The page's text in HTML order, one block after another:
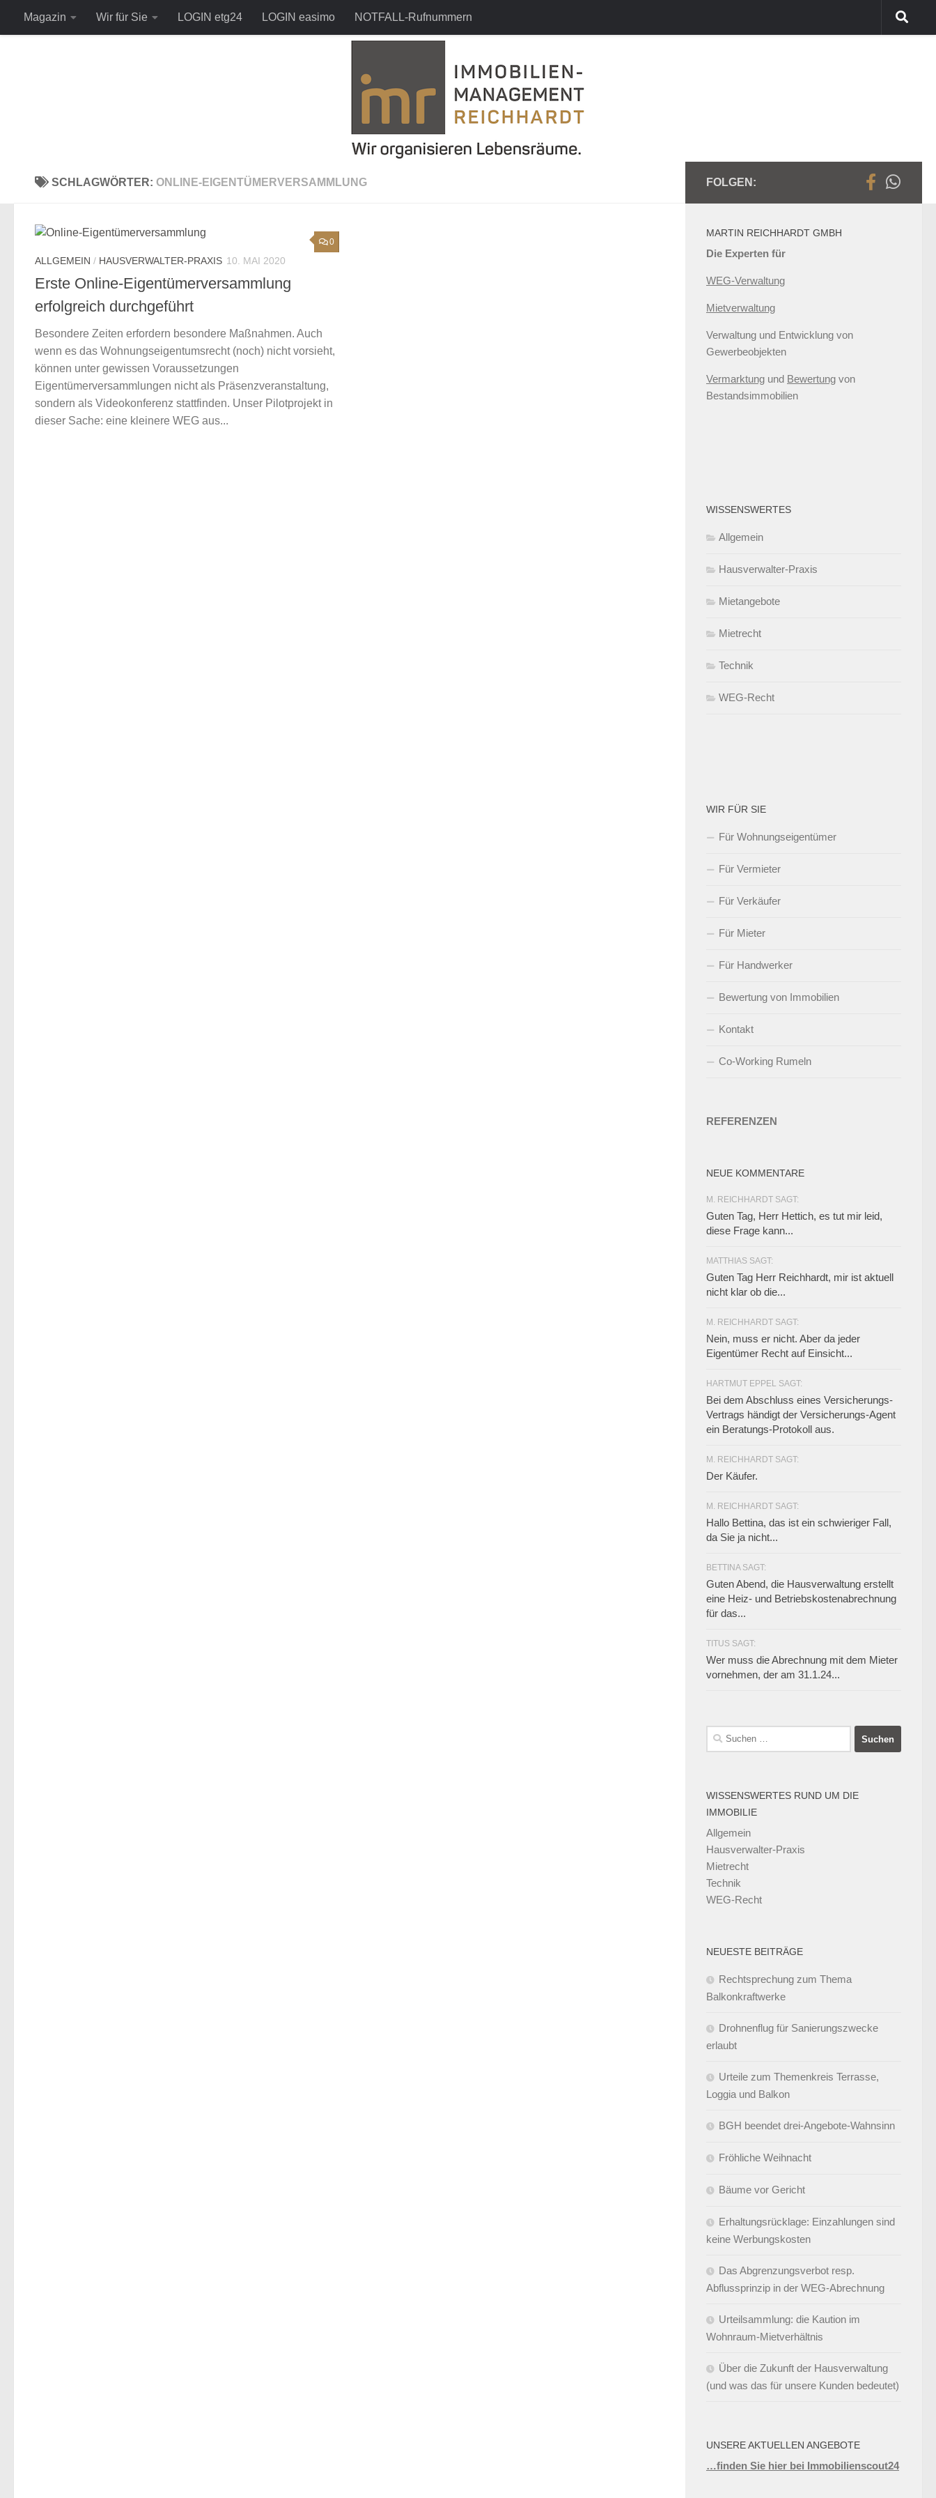
Zum Inhalt springen
Magazin Wir für Sie LOGIN etg24 LOGIN easimo NOTFALL-Rufnummern
SCHLAGWÖRTER: ONLINE-EIGENTÜMERVERSAMMLUNG
0
ALLGEMEIN / HAUSVERWALTER-PRAXIS 10. MAI 2020
Erste Online-Eigentümerversammlung
erfolgreich durchgeführt
Besondere Zeiten erfordern besondere Maßnahmen. Auch
wenn es das Wohnungseigentumsrecht (noch) nicht vorsieht,
können unter gewissen Voraussetzungen
Eigentümerversammlungen nicht als Präsenzveranstaltung,
sondern als Videokonferenz stattfinden. Unser Pilotprojekt in
dieser Sache: eine kleinere WEG aus...
FOLGEN:
MARTIN REICHHARDT GMBH
Die Experten für
WEG-Verwaltung
Mietverwaltung
Verwaltung und Entwicklung von
Gewerbeobjekten
Vermarktung und Bewertung von
Bestandsimmobilien
WISSENSWERTES
Allgemein
Hausverwalter-Praxis
Mietangebote
Mietrecht
Technik
WEG-Recht
WIR FÜR SIE
Für Wohnungseigentümer
Für Vermieter
Für Verkäufer
Für Mieter
Für Handwerker
Bewertung von Immobilien
Kontakt
Co-Working Rumeln
REFERENZEN
NEUE KOMMENTARE
M. REICHHARDT SAGT:
Guten Tag, Herr Hettich, es tut mir leid,
diese Frage kann...
MATTHIAS SAGT:
Guten Tag Herr Reichhardt, mir ist aktuell
nicht klar ob die...
M. REICHHARDT SAGT:
Nein, muss er nicht. Aber da jeder
Eigentümer Recht auf Einsicht...
HARTMUT EPPEL SAGT:
Bei dem Abschluss eines Versicherungs-
Vertrags händigt der Versicherungs-Agent
ein Beratungs-Protokoll aus.
M. REICHHARDT SAGT:
Der Käufer.
M. REICHHARDT SAGT:
Hallo Bettina, das ist ein schwieriger Fall,
da Sie ja nicht...
BETTINA SAGT:
Guten Abend, die Hausverwaltung erstellt
eine Heiz- und Betriebskostenabrechnung
für das...
TITUS SAGT:
Wer muss die Abrechnung mit dem Mieter
vornehmen, der am 31.1.24...
Suchen
nach:
WISSENSWERTES RUND UM DIE
IMMOBILIE
Allgemein
Hausverwalter-Praxis
Mietrecht
Technik
WEG-Recht
NEUESTE BEITRÄGE
Rechtsprechung zum Thema
Balkonkraftwerke
Drohnenflug für Sanierungszwecke
erlaubt
Urteile zum Themenkreis Terrasse,
Loggia und Balkon
BGH beendet drei-Angebote-Wahnsinn
Fröhliche Weihnacht
Bäume vor Gericht
Erhaltungsrücklage: Einzahlungen sind
keine Werbungskosten
Das Abgrenzungsverbot resp.
Abflussprinzip in der WEG-Abrechnung
Urteilsammlung: die Kaution im
Wohnraum-Mietverhältnis
Über die Zukunft der Hausverwaltung
(und was das für unsere Kunden bedeutet)
UNSERE AKTUELLEN ANGEBOTE
…finden Sie hier bei Immobilienscout24